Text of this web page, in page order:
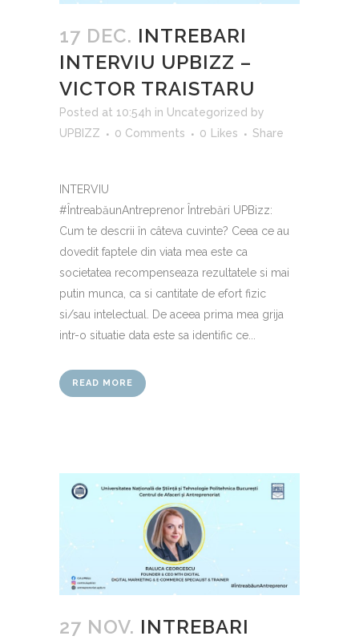
17 DEC. INTREBARI
INTERVIU UPBIZZ –
VICTOR TRAISTARU
Posted at 10:54h in Uncategorized by
UPBIZZ
0 Comments 0 Likes Share
INTERVIU
#ÎntreabăunAntreprenor Întrebări UPBizz:
Cum te descrii în câteva cuvinte? Ceea ce au
dovedit faptele din viata mea este ca
societatea recompenseaza rezultatele si mai
putin munca, ca si cantitate de efort fizic
si/sau intelectual. De aceea prima mea grija
intr-o situatie data este sa identific ce...
READ MORE
27 NOV. INTREBARI